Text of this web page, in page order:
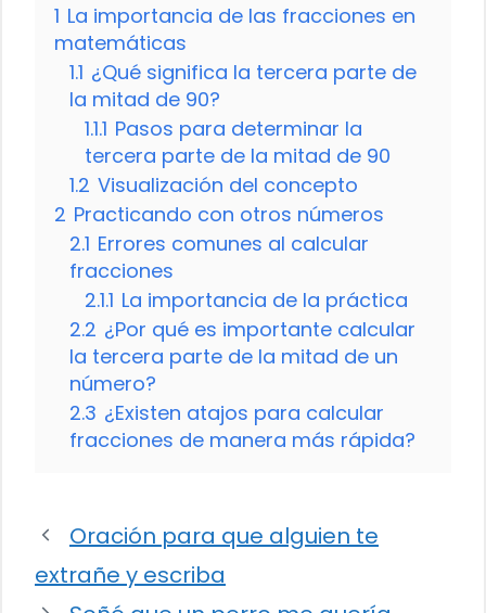
1 La importancia de las fracciones en
matemáticas
1.1 ¿Qué significa la tercera parte de
la mitad de 90?
1.1.1 Pasos para determinar la
tercera parte de la mitad de 90
1.2 Visualización del concepto
2 Practicando con otros números
2.1 Errores comunes al calcular
fracciones
2.1.1 La importancia de la práctica
2.2 ¿Por qué es importante calcular
la tercera parte de la mitad de un
número?
2.3 ¿Existen atajos para calcular
fracciones de manera más rápida?
Oración para que alguien te
extrañe y escriba